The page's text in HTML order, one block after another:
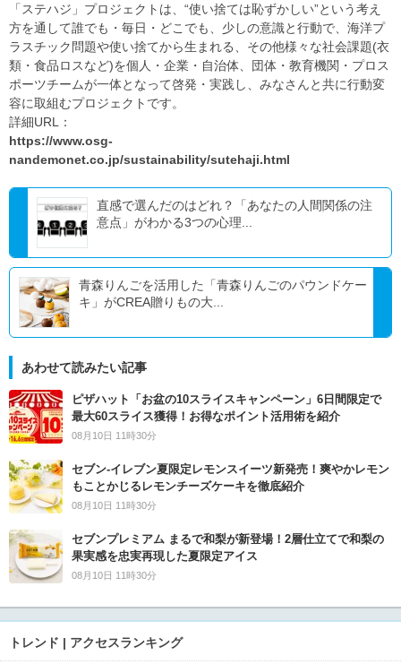
「ステハジ」プロジェクトは、“使い捨ては恥ずかしい”という考え
方を通して誰でも・毎日・どこでも、少しの意識と行動で、海洋プ
ラスチック問題や使い捨てから生まれる、その他様々な社会課題(衣
類・食品ロスなど)を個人・企業・自治体、団体・教育機関・プロス
ポーツチームが一体となって啓発・実践し、みなさんと共に行動変
容に取組むプロジェクトです。
詳細URL：
https://www.osg-
nandemonet.co.jp/sustainability/sutehaji.html
直感で選んだのはどれ？「あなたの人間関係の注
意点」がわかる3つの心理...
青森りんごを活用した「青森りんごのパウンドケー
キ」がCREA贈りもの大...
あわせて読みたい記事
ピザハット「お盆の10スライスキャンペーン」6日間限定で
最大60スライス獲得！お得なポイント活用術を紹介
08月10日 11時30分
セブン‐イレブン夏限定レモンスイーツ新発売！爽やかレモン
もことかじるレモンチーズケーキを徹底紹介
08月10日 11時30分
セブンプレミアム まるで和梨が新登場！2層仕立てで和梨の
果実感を忠実再現した夏限定アイス
08月10日 11時30分
トレンド | アクセスランキング